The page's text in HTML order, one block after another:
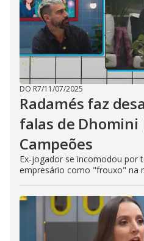
DO R7/11/07/2025
Radamés faz
falas de Dhomini
Campeões
Ex-jogador se incomodou por
empresário como "frouxo" na